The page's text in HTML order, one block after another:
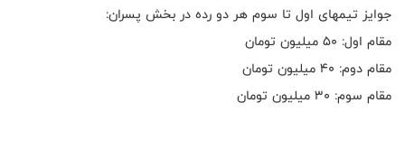
جوایز تیمهای اول تا سوم هر دو رده در بخش پسران:
مقام اول: ۵۰ میلیون تومان
مقام دوم: ۴۰ میلیون تومان
مقام سوم: ۳۰ میلیون تومان